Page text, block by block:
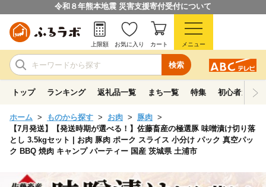
令和８年熊本地震 災害支援寄付受付について
検索
上限額 お気に入り カート メニュー
トップ ランキング 返礼品一覧 まち一覧 特集 初心者ガイド
ホーム ものから探す お肉
豚肉
【7月発送】【発送時期が選べる！】佐藤畜産の極選豚 味噌漬け切り落
とし 3.5kgセット | お肉 豚肉 ポーク スライス 小分け パック 真空パッ
ク BBQ 焼肉 キャンプ パーティー 国産 茨城県 土浦市